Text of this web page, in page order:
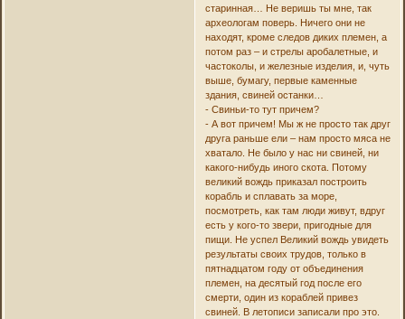
старинная… Не веришь ты мне, так
археологам поверь. Ничего они не
находят, кроме следов диких племен, а
потом раз – и стрелы аробалетные, и
частоколы, и железные изделия, и, чуть
выше, бумагу, первые каменные
здания, свиней останки…
- Свиньи-то тут причем?
- А вот причем! Мы ж не просто так друг
друга раньше ели – нам просто мяса не
хватало. Не было у нас ни свиней, ни
какого-нибудь иного скота. Потому
великий вождь приказал построить
корабль и сплавать за море,
посмотреть, как там люди живут, вдруг
есть у кого-то звери, пригодные для
пищи. Не успел Великий вождь увидеть
результаты своих трудов, только в
пятнадцатом году от объединения
племен, на десятый год после его
смерти, один из кораблей привез
свиней. В летописи записали про это.